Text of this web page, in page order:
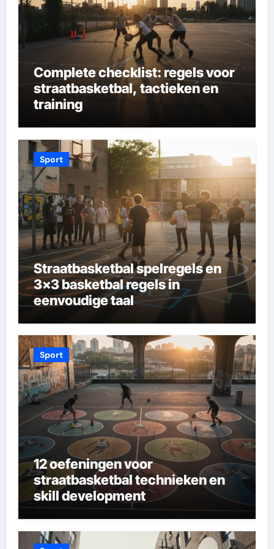
Complete checklist: regels voor
straatbasketbal, tactieken en
training
Sport
Straatbasketbal spelregels en
3×3 basketbal regels in
eenvoudige taal
Sport
12 oefeningen voor
straatbasketbal technieken en
skill development